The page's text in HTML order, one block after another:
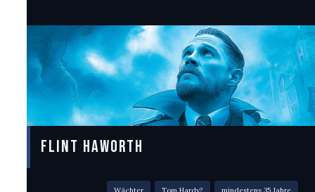
FLINT HAWORTH